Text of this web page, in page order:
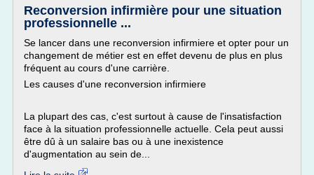
Reconversion infirmière pour une situation
professionnelle ...
Se lancer dans une reconversion infirmiere et opter pour un
changement de métier est en effet devenu de plus en plus
fréquent au cours d'une carrière.
Les causes d'une reconversion infirmiere
La plupart des cas, c'est surtout à cause de l'insatisfaction
face à la situation professionnelle actuelle. Cela peut aussi
être dû à un salaire bas ou à une inexistence
d'augmentation au sein de...